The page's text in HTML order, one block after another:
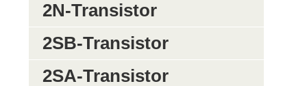
2N-Transistor
2SB-Transistor
2SA-Transistor